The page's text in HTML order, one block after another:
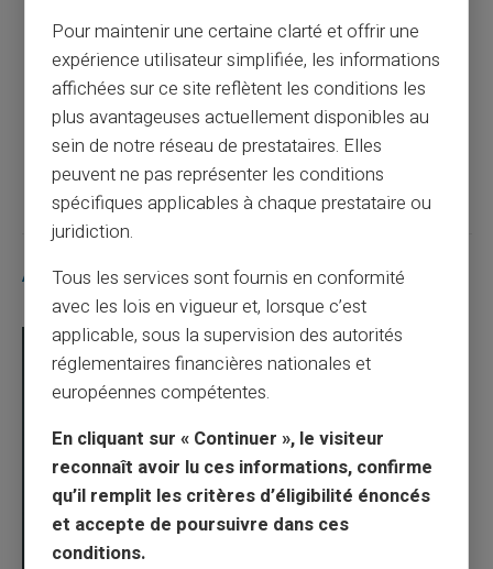
Protection contre le phishing bancaire :
guide 2025
Article suivant
Articles similaires
Pour maintenir une certaine clarté et offrir une
expérience utilisateur simplifiée, les informations
affichées sur ce site reflètent les conditions les
plus avantageuses actuellement disponibles au
sein de notre réseau de prestataires. Elles
peuvent ne pas représenter les conditions
spécifiques applicables à chaque prestataire ou
juridiction.
Tous les services sont fournis en conformité
avec les lois en vigueur et, lorsque c’est
applicable, sous la supervision des autorités
réglementaires financières nationales et
européennes compétentes.
En cliquant sur « Continuer », le visiteur
reconnaît avoir lu ces informations, confirme
qu’il remplit les critères d’éligibilité énoncés
et accepte de poursuivre dans ces
conditions.